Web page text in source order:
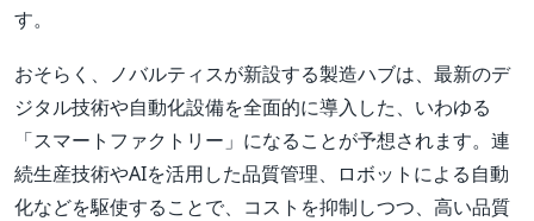
す。
おそらく、ノバルティスが新設する製造ハブは、最新のデ
ジタル技術や自動化設備を全面的に導入した、いわゆる
「スマートファクトリー」になることが予想されます。連
続生産技術やAIを活用した品質管理、ロボットによる自動
化などを駆使することで、コストを抑制しつつ、高い品質